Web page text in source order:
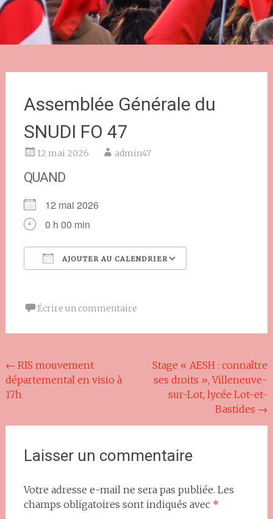
Assemblée Générale du
SNUDI FO 47
12 mai 2026 admin47
QUAND
12 mai 2026
0 h 00 min
AJOUTER AU CALENDRIER
Écrire un commentaire
Navigation
de
← RIS mouvement
départemental en visio à
17h
Stage « AESH : connaître
ses droits », Villeneuve-
sur-Lot, lycée Lot-et-
Bastides →
Laisser un commentaire
Votre adresse e-mail ne sera pas publiée. Les
champs obligatoires sont indiqués avec *